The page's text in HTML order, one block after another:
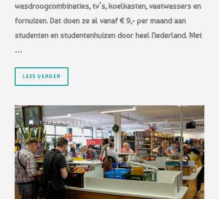
wasdroogcombinaties, tv’s, koelkasten, vaatwassers en
fornuizen. Dat doen ze al vanaf € 9,- per maand aan
studenten en studentenhuizen door heel Nederland. Met
…
LEES VERDER
7 JAAR GELEDEN